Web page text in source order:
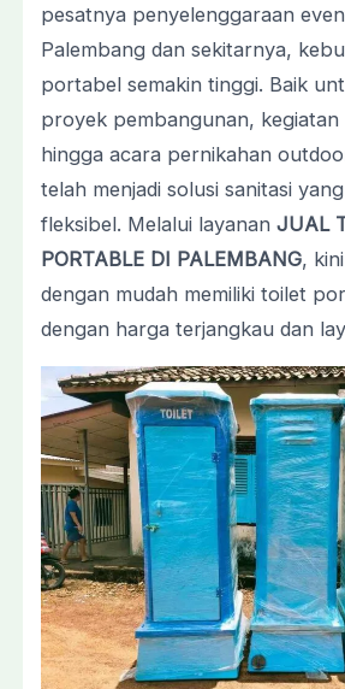
pesatnya penyelenggaraan
Palembang dan sekitarnya,
portabel semakin tinggi. Baik
proyek pembangunan, kegiatan
hingga acara pernikahan
telah menjadi solusi sanitasi yang
fleksibel. Melalui layanan JUAL
PORTABLE DI PALEMBANG, kini
dengan mudah memiliki toilet
dengan harga terjangkau dan